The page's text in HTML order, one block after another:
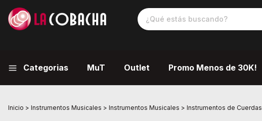
Categorias MuT Outlet Promo Menos de 30K!
Inicio > Instrumentos Musicales > Instrumentos Musicales > Instrumentos de Cuerdas